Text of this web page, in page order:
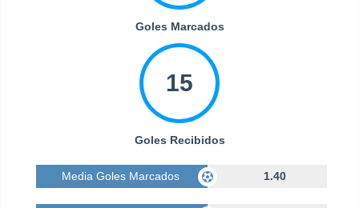
Goles Marcados
15
Goles Recibidos
Media Goles Marcados 1.40